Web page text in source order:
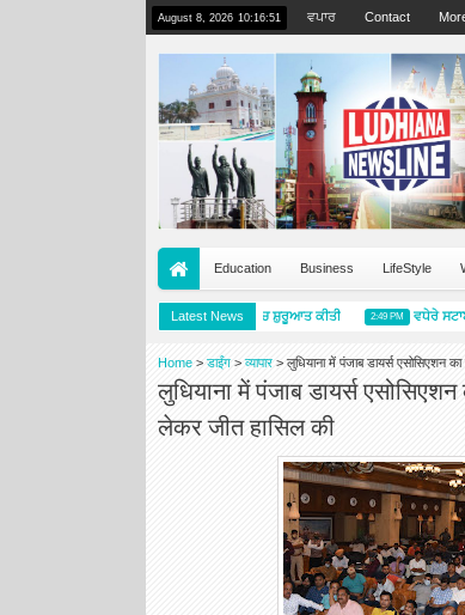
August 8, 2026 10:16:51 ਵਪਾਰ Contact
Education Business LifeStyle
Latest News
ਮਿਸ਼ੇਲਿਨ ਪ੍ਰਾਈਮੈਸੀ 5 ਨੇ ਭਾਰਤ ਵਿੱਚ ਸ਼ੁਰੂਆਤ ਕੀਤੀ 2:49 PM ਵਧੇਰੇ
Home > डाईंग >व्यापार >लुधियाना में पंजाब डायर्स
लुधियाना में पंजाब डायर्स
लेकर जीत हासिल की